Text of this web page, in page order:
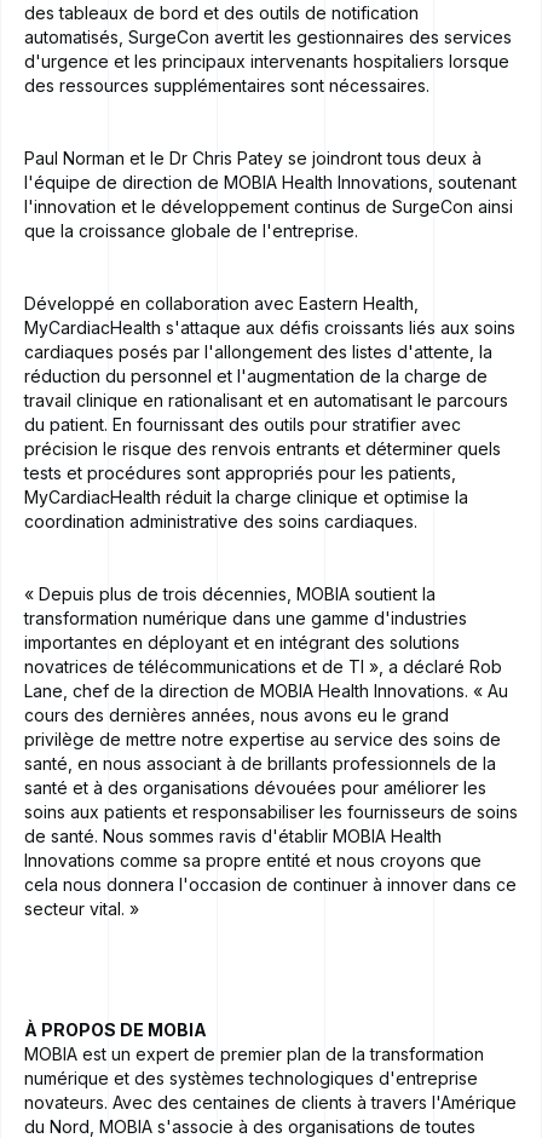
des tableaux de bord et des outils de notification
automatisés, SurgeCon avertit les gestionnaires des services
d'urgence et les principaux intervenants hospitaliers lorsque
des ressources supplémentaires sont nécessaires.
Paul Norman et le Dr Chris Patey se joindront tous deux à
l'équipe de direction de MOBIA Health Innovations, soutenant
l'innovation et le développement continus de SurgeCon ainsi
que la croissance globale de l'entreprise.
Développé en collaboration avec Eastern Health,
MyCardiacHealth s'attaque aux défis croissants liés aux soins
cardiaques posés par l'allongement des listes d'attente, la
réduction du personnel et l'augmentation de la charge de
travail clinique en rationalisant et en automatisant le parcours
du patient. En fournissant des outils pour stratifier avec
précision le risque des renvois entrants et déterminer quels
tests et procédures sont appropriés pour les patients,
MyCardiacHealth réduit la charge clinique et optimise la
coordination administrative des soins cardiaques.
« Depuis plus de trois décennies, MOBIA soutient la
transformation numérique dans une gamme d'industries
importantes en déployant et en intégrant des solutions
novatrices de télécommunications et de TI », a déclaré Rob
Lane, chef de la direction de MOBIA Health Innovations. « Au
cours des dernières années, nous avons eu le grand
privilège de mettre notre expertise au service des soins de
santé, en nous associant à de brillants professionnels de la
santé et à des organisations dévouées pour améliorer les
soins aux patients et responsabiliser les fournisseurs de soins
de santé. Nous sommes ravis d'établir MOBIA Health
Innovations comme sa propre entité et nous croyons que
cela nous donnera l'occasion de continuer à innover dans ce
secteur vital. »
À PROPOS DE MOBIA
MOBIA est un expert de premier plan de la transformation
numérique et des systèmes technologiques d'entreprise
novateurs. Avec des centaines de clients à travers l'Amérique
du Nord, MOBIA s'associe à des organisations de toutes